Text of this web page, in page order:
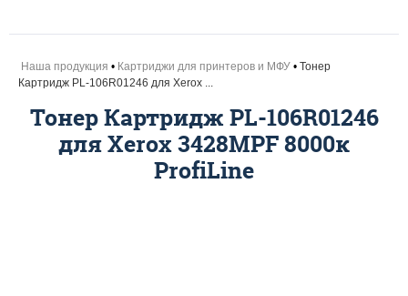
Наша продукция Картриджи для принтеров и МФУ
Тонер
Картридж PL-106R01246 для Xerox ...
Тонер Картридж PL-106R01246
для Xerox 3428MPF 8000к
ProfiLine